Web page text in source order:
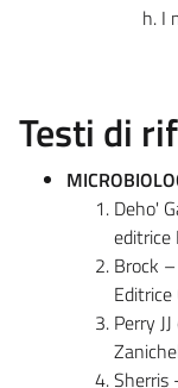
I
Testi di
Deho'
editrice
Brock
Editrice
Perry
Sherris